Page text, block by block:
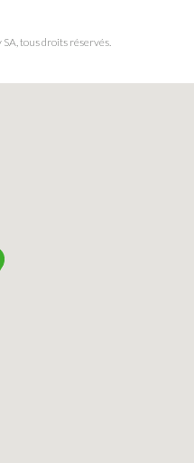
tous droits réservés.